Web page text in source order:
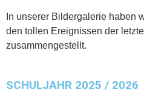
In unserer Bildergalerie haben
den tollen Ereignissen der
zusammengestellt.
SCHULJAHR 2025 / 2026